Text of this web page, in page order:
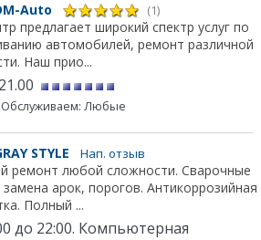
Auto (1)
предлагает широкий спектр услуг по
автомобилей, ремонт различной
Наш прио...
Обслуживаем: Любые
STYLE Нап. отзыв
ремонт любой сложности. Сварочные
арок, порогов. Антикоррозийная
Полный ...
до 22:00. Компьютерная